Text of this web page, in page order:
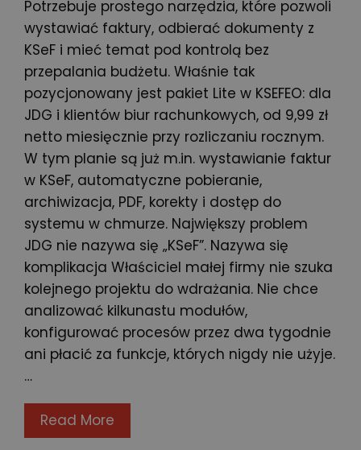
Potrzebuje prostego narzędzia, które pozwoli
wystawiać faktury, odbierać dokumenty z
KSeF i mieć temat pod kontrolą bez
przepalania budżetu. Właśnie tak
pozycjonowany jest pakiet Lite w KSEFEO: dla
JDG i klientów biur rachunkowych, od 9,99 zł
netto miesięcznie przy rozliczaniu rocznym.
W tym planie są już m.in. wystawianie faktur
w KSeF, automatyczne pobieranie,
archiwizacja, PDF, korekty i dostęp do
systemu w chmurze. Największy problem
JDG nie nazywa się „KSeF”. Nazywa się
komplikacja Właściciel małej firmy nie szuka
kolejnego projektu do wdrażania. Nie chce
analizować kilkunastu modułów,
konfigurować procesów przez dwa tygodnie
ani płacić za funkcje, których nigdy nie użyje.
…
Read More